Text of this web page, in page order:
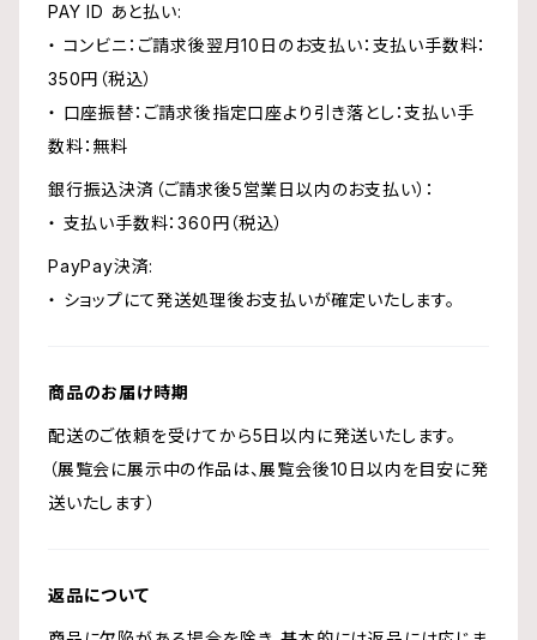
PAY ID あと払い:
・ コンビニ：ご請求後翌月10日のお支払い：支払い手数料：
350円（税込）
・ 口座振替：ご請求後指定口座より引き落とし：支払い手
数料：無料
銀行振込決済（ご請求後5営業日以内のお支払い）：
・ 支払い手数料：360円（税込）
PayPay決済:
・ ショップにて発送処理後お支払いが確定いたします。
商品のお届け時期
配送のご依頼を受けてから5日以内に発送いたします。
（展覧会に展示中の作品は、展覧会後10日以内を目安に発
送いたします）
返品について